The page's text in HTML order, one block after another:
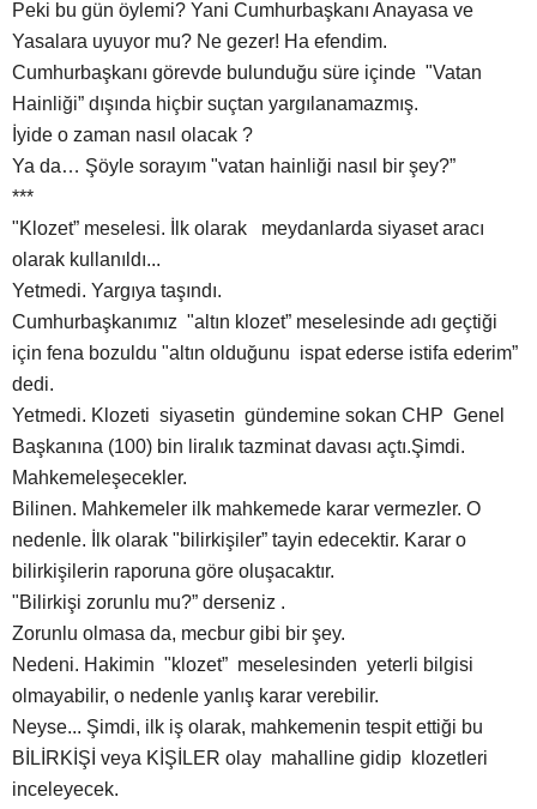
Peki bu gün öylemi? Yani Cumhurbaşkanı Anayasa ve
Yasalara uyuyor mu? Ne gezer! Ha efendim.
Cumhurbaşkanı görevde bulunduğu süre içinde "Vatan
Hainliği” dışında hiçbir suçtan yargılanamazmış.
İyide o zaman nasıl olacak ?
Ya da… Şöyle sorayım "vatan hainliği nasıl bir şey?”
***
"Klozet” meselesi. İlk olarak meydanlarda siyaset aracı
olarak kullanıldı...
Yetmedi. Yargıya taşındı.
Cumhurbaşkanımız "altın klozet” meselesinde adı geçtiği
için fena bozuldu "altın olduğunu ispat ederse istifa ederim”
dedi.
Yetmedi. Klozeti siyasetin gündemine sokan CHP Genel
Başkanına (100) bin liralık tazminat davası açtı.Şimdi.
Mahkemeleşecekler.
Bilinen. Mahkemeler ilk mahkemede karar vermezler. O
nedenle. İlk olarak "bilirkişiler” tayin edecektir. Karar o
bilirkişilerin raporuna göre oluşacaktır.
"Bilirkişi zorunlu mu?” derseniz .
Zorunlu olmasa da, mecbur gibi bir şey.
Nedeni. Hakimin "klozet” meselesinden yeterli bilgisi
olmayabilir, o nedenle yanlış karar verebilir.
Neyse... Şimdi, ilk iş olarak, mahkemenin tespit ettiği bu
BİLİRKİŞİ veya KİŞİLER olay mahalline gidip klozetleri
inceleyecek.